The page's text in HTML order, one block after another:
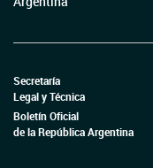
Secretaría
Legal y Técnica
Boletín Oficial
de la República Argentina